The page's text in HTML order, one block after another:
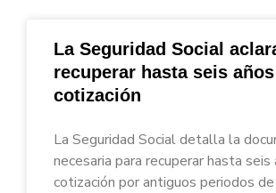
La Seguridad Social
recuperar hasta seis
cotización
La Seguridad Social detalla la
necesaria para recuperar hasta seis
cotización por antiguos periodos